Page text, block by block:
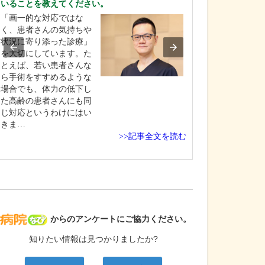
病院なび
からのアンケートにご協力ください。
知りたい情報は見つかりましたか?
いることを教えてください。
「画一的な対応ではな
く、患者さんの気持ちや
状況に寄り添った診療」
を大切にしています。た
とえば、若い患者さんな
ら手術をすすめるような
場合でも、体力の低下し
た高齢の患者さんにも同
じ対応というわけにはい
きま…
>>記事全文を読む